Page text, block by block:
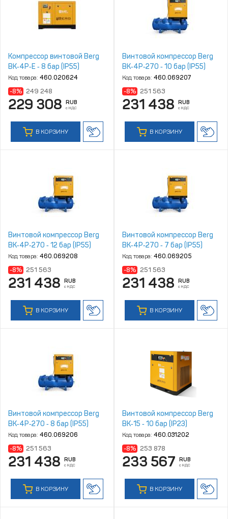
Компрессор винтовой Berg
ВК‑4Р‑Е ‑ 8 бар (IP55)
Код товара: 460.020624
-8% 249 248
229 308 RUB
с НДС
В КОРЗИНУ
Винтовой компрессор Berg
ВК‑4Р‑270 ‑ 10 бар (IP55)
Код товара: 460.069207
-8% 251 563
231 438 RUB
с НДС
В КОРЗИНУ
Винтовой компрессор Berg
ВК‑4Р‑270 ‑ 12 бар (IP55)
Код товара: 460.069208
-8% 251 563
231 438 RUB
с НДС
В КОРЗИНУ
Винтовой компрессор Berg
ВК‑4Р‑270 ‑ 7 бар (IP55)
Код товара: 460.069205
-8% 251 563
231 438 RUB
с НДС
В КОРЗИНУ
Винтовой компрессор Berg
ВК‑4Р‑270 ‑ 8 бар (IP55)
Код товара: 460.069206
-8% 251 563
231 438 RUB
с НДС
В КОРЗИНУ
Винтовой компрессор Berg
ВК‑15 ‑ 10 бар (IP23)
Код товара: 460.031202
-8% 253 878
233 567 RUB
с НДС
В КОРЗИНУ